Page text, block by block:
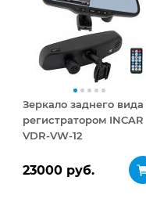
Зеркало заднего вида
регистратором INCAR
VDR-VW-12
23000 руб.